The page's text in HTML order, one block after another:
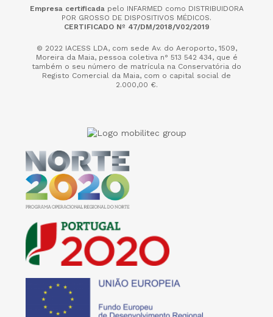
Empresa certificada pelo INFARMED como DISTRIBUIDORA
POR GROSSO DE DISPOSITIVOS MÉDICOS.
CERTIFICADO Nº 47/DM/2018/V02/2019
© 2022 IACESS LDA, com sede Av. do Aeroporto, 1509,
Moreira da Maia, pessoa coletiva n° 513 542 434, que é
também o seu número de matrícula na Conservatória do
Registo Comercial da Maia, com o capital social de
2.000,00 €.